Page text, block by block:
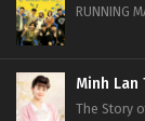
RUNNING
Minh Lan
The Story